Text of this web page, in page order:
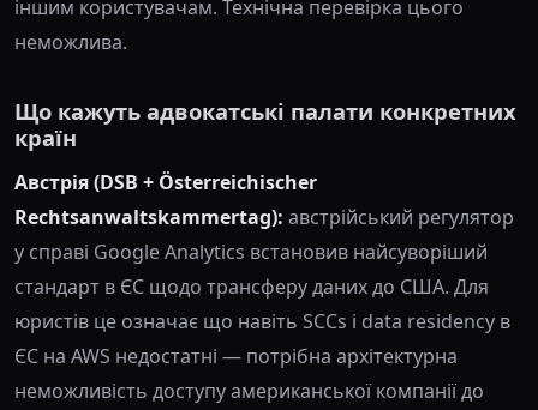
іншим користувачам. Технічна перевірка цього
неможлива.
Що кажуть адвокатські палати конкретних
країн
Австрія (DSB + Österreichischer
Rechtsanwaltskammertag): австрійський регулятор
у справі Google Analytics встановив найсуворіший
стандарт в ЄС щодо трансферу даних до США. Для
юристів це означає що навіть SCCs і data residency в
ЄС на AWS недостатні — потрібна архітектурна
неможливість доступу американської компанії до